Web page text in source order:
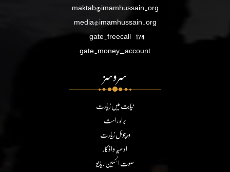
maktab@imamhussain.org
media@imamhussain.org
gate.freecall 174
gate.money_account
سروسز
نیابت میں زیارت
براہ راست
ورچوئل زیارت
ادعیہ و اذکار
صوت الحسین ریڈیو